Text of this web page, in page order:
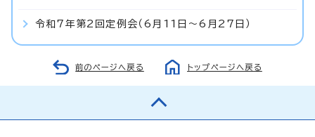
令和7年第2回定例会（6月11日～6月27日）
前のページへ戻る トップページへ戻る